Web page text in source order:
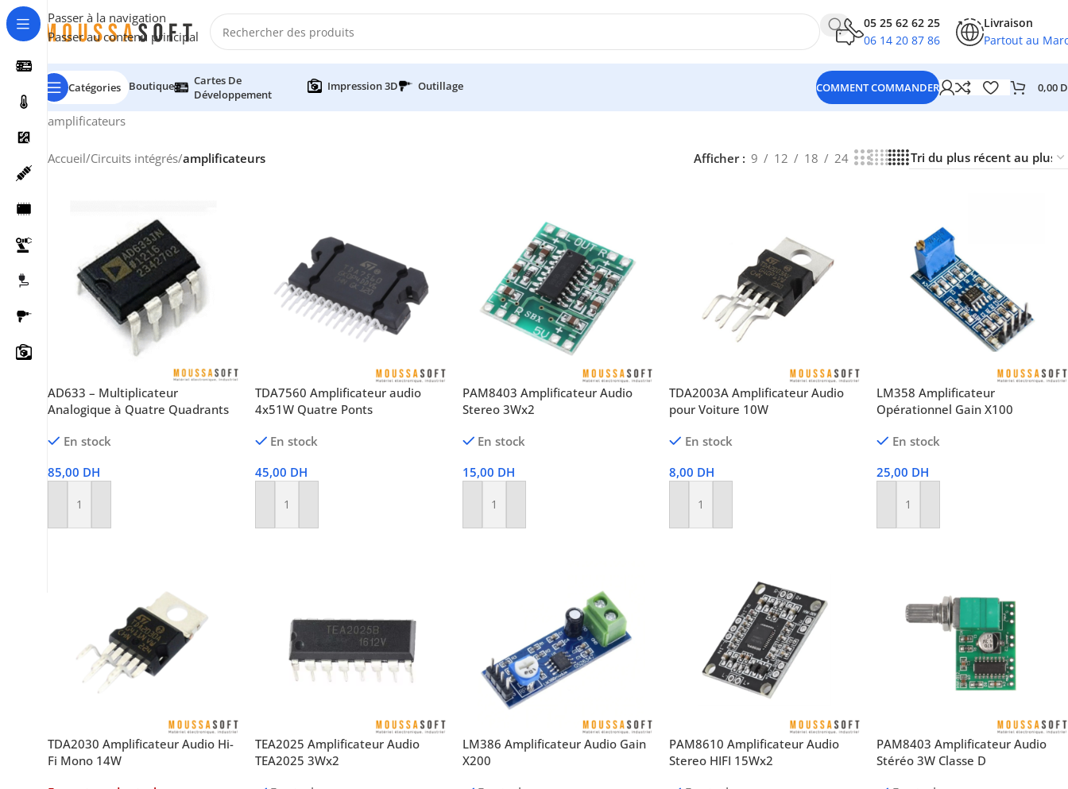
Passer à la navigation
Passer au contenu principal
contact@moussasoft.com
05 25 62 62 25
06 14 20 87 86
Livraison
Partout au
Catégories Boutique
Cartes De
Développement
Impression 3D Outillage COMMENT COMMANDER 0,00
amplificateurs
Accueil/Circuits intégrés/amplificateurs Afficher 9 12 18 24
AD633 – Multiplicateur
Analogique à Quatre Quadrants
En stock
85,00 DH
Ajouter Au Panier
TDA7560 Amplificateur audio
4x51W Quatre Ponts
En stock
45,00 DH
Ajouter Au Panier
PAM8403 Amplificateur Audio
Stereo 3Wx2
En stock
15,00 DH
Ajouter Au Panier
TDA2003A Amplificateur Audio
pour Voiture 10W
En stock
8,00 DH
Ajouter Au Panier
LM358 Amplificateur
Opérationnel Gain X100
En stock
25,00 DH
Ajouter Au Panier
TDA2030 Amplificateur Audio Hi-
Fi Mono 14W
TEA2025 Amplificateur Audio
TEA2025 3Wx2
LM386 Amplificateur Audio Gain
X200
PAM8610 Amplificateur Audio
Stereo HIFI 15Wx2
PAM8403 Amplificateur Audio
Stéréo 3W Classe D